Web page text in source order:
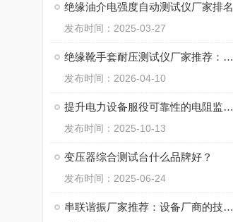
绝缘油介电强度自动测试仪厂家排名
发布时间：2025-03-27
绝缘靴手套耐压测试仪厂家推荐：提升工器具检测效率与安全性的实践者
发布时间：2026-04-10
提升电力设备服役可靠性的电阻监测方法
发布时间：2025-10-13
变压器综合测试台什么品牌好？
发布时间：2025-06-24
串联谐振厂家推荐：设备厂商的技术路径观察与价值评估